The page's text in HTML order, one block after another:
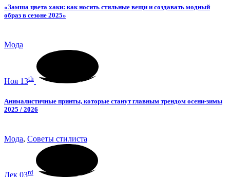
«Замша цвета хаки: как носить стильные вещи и создавать модный
образ в сезоне 2025»
Мода
Ноя 13th
Анималистичные принты, которые станут главным трендом осени-зимы
2025 / 2026
Мода, Советы стилиста
Дек 03rd